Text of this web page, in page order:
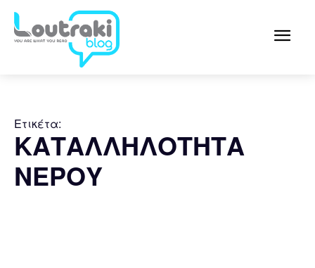
Ετικέτα:
ΚΑΤΑΛΛΗΛΟΤΗΤΑ
ΝΕΡΟΥ